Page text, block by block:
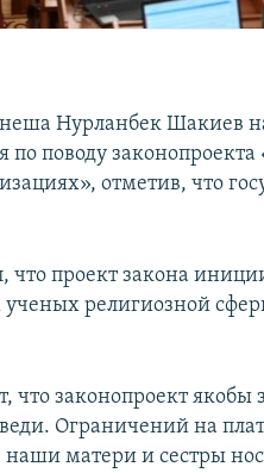
Нурланбек Шакиев
по поводу
отметив, что
что проект закона
религиозной
что законопроект
Ограничений на
матери и сестры